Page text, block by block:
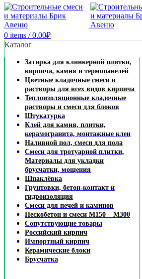
0 items / 0.00₽
Каталог
Затирка для клинкерной плитки,
кирпича, камня и термопанелей
Цветные кладочные смеси и
растворы для всех видов кирпича
Теплоизоляционные кладочные
растворы и смеси для блоков
Штукатурка
Клей для камня, плитки,
керамогранита, монтажные клеи
Наливной пол, смеси для пола
Смеси для тротуарной плитки,
Материалы для укладки
брусчатки, мощения
Шпаклёвка
Грунтовки, бетон-контакт и
гидроизоляция
Смеси для печей и каминов
Пескобетон и смеси М150 – М300
Сопутствующие товары
Российский кирпич
Импортный кирпич
Керамические блоки
Брусчатка